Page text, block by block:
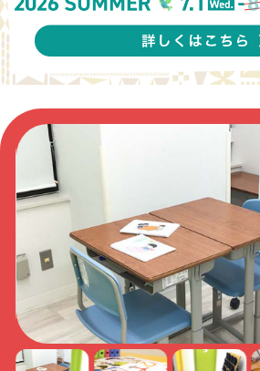
LITALICOジュニアとは
教室を探す
成長事例
入会までの流れ
お役立ちコラム
アンケートに回答
アンケートはこ
アンケート①
普段の生活でできること
現状のお子さまのスキル段階
（合計10項目）
身辺自立
生活
数理的処理
問題
発信／表現
自己
1対1の授業での
行動観察
況を確認
行動面の特徴も観察
観察するのはこん
質問したらどんな反
指示通りのできるか
報告書をもとに
した面談
したお子さまの特徴
サポート
スキルの優先順位
持ち帰れるのはこ
質問したらどんな反
必要なサポートの優
小学生になり行き渋りが増
お子さまも少しずつ自信がつ
する回数が増えた！
できないとすぐ諦めてしまう
なかなか褒めるところが見つ
悩みだったAくんの保護者さま
お子さまが頑張っているポイ
コツをお伝えしながら、お子
わり方を一緒に考えました！
何度も言わないと準備が進
忘れ物が多い
毎日のことが習慣化できない
毎日同じことで怒ってばかりで
まってしまっていたBさんの保
行動をスムーズに促すために
った環境の工夫を一緒に考えま
何を言っても「うるさい」と
自分で考えて行動すること
思春期のお子さまは、発達段
で物事を解決していく力を育
お子さまが「自分で考え、 行
ポートできる関わりについて
た！